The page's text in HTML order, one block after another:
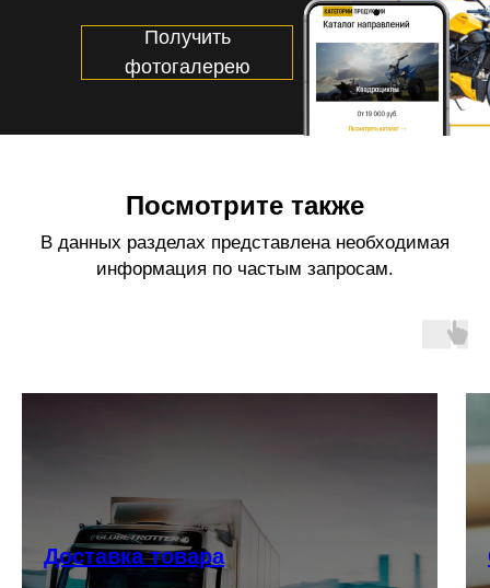
Получить
фотогалерею
Посмотрите также
В данных разделах представлена необходимая
информация по частым запросам.
Доставка товара